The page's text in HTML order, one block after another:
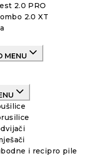
2.0 PRO
2.0 XT
MENU
i recipro pile